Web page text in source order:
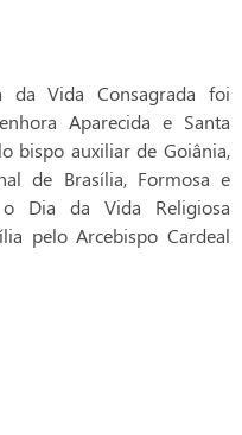
Vida Consagrada foi
Aparecida e Santa
bispo auxiliar de Goiânia,
de Brasília, Formosa e
Dia da Vida Religiosa
pelo Arcebispo Cardeal